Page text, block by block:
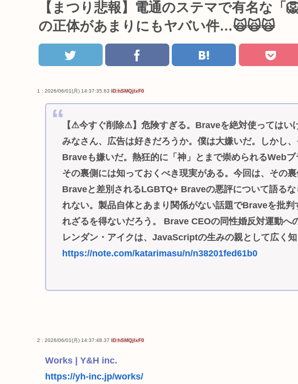
【まつり悲報】電通のステマで有名な「
の正体があまりにもヤバい件…🙀🙀🙀
1 : 2026/06/01(月) 14:37:35.63 ID:hSMQjlxF0
【⚠今すぐ削除⚠】危険すぎる。Braveを絶対使ってはい
みなさん、広告は好きだろうか。僕は大嫌いだ。しかし
Braveも嫌いだ。熱狂的に「神」とまで崇められるWebブ
その裏側には知っておくべき現実がある。今回は、その裏
Braveと差別されるLGBTQ+ Braveの悪評について語る
れない。製品自体とあまり関係がない話題でBraveを批
れざるを得ないだろう。 Brave CEOの同性婚反対運動へ
レンダン・アイクは、JavaScriptの生みの親として広く
https://note.com/katarimasu/n/n38201fed61b0
2 : 2026/06/01(月) 14:37:48.37 ID:hSMQjlxF0
Works | Y&H inc.
https://yh-inc.jp/works/